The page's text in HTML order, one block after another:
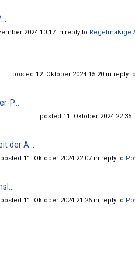
2024 10:17 in reply to Regelmäßige
posted 12. Oktober 2024 15:20 in reply to
P...
posted 11. Oktober 2024 22:35
der A...
posted 11. Oktober 2024 22:07 in reply to
posted 11. Oktober 2024 21:26 in reply to